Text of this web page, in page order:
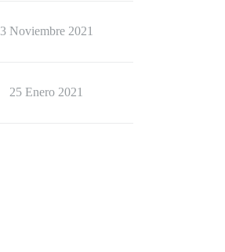
3 Noviembre 2021
25 Enero 2021